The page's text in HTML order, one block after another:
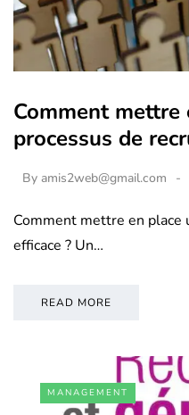
Comment mettre
processus de
By amis2web@gmail.com
Comment mettre en place
efficace ? Un…
READ MORE
MANAGEMENT